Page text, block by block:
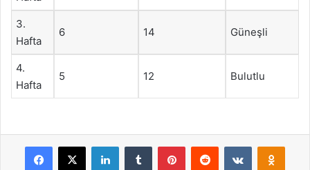
3.
Hafta
6 14 Güneşli
4.
Hafta
5 12 Bulutlu
Facebook
X LinkedInTumblr PinterestReddit VKontakte